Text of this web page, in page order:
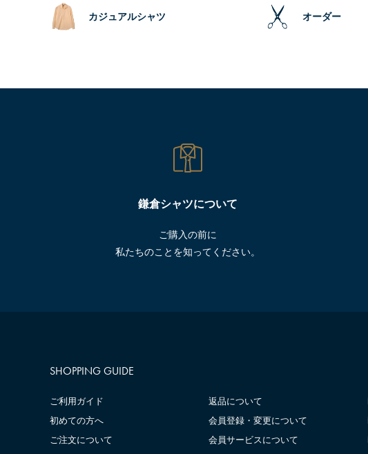
カジュアルシャツ オーダー
鎌倉シャツについて
ご購入の前に
私たちのことを知ってください。
SHOPPING GUIDE
ご利用ガイド
初めての方へ
ご注文について
返品について
会員登録・変更について
会員サービスについて